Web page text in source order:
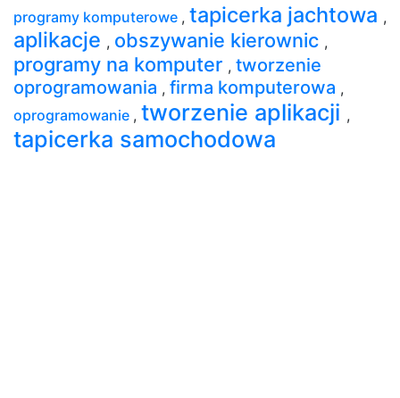
programy komputerowe , tapicerka jachtowa ,
aplikacje , obszywanie kierownic ,
programy na komputer , tworzenie
oprogramowania , firma komputerowa ,
oprogramowanie , tworzenie aplikacji ,
tapicerka samochodowa